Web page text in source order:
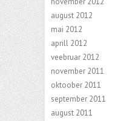
august 2012
mai 2012
aprill 2012
veebruar 2012
november 2011
oktoober 2011
september 2011
august 2011